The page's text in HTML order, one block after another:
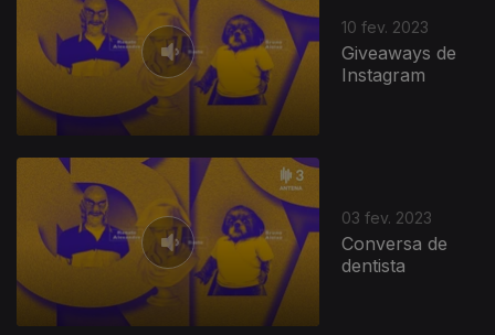
10 fev. 2023
Giveaways de
Instagram
03 fev. 2023
Conversa de
dentista